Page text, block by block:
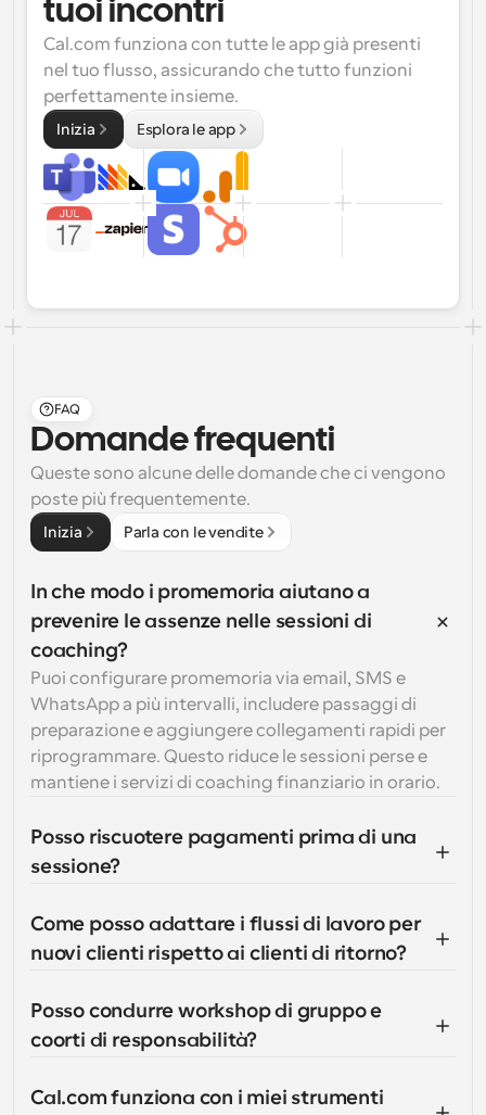
tuoi incontri
Cal.com funziona con tutte le app già presenti
nel tuo flusso, assicurando che tutto funzioni
perfettamente insieme.
Inizia Esplora le app
FAQ
Domande frequenti
Queste sono alcune delle domande che ci vengono
poste più frequentemente.
Inizia Parla con le vendite
In che modo i promemoria aiutano a
prevenire le assenze nelle sessioni di
coaching?
Puoi configurare promemoria via email, SMS e
WhatsApp a più intervalli, includere passaggi di
preparazione e aggiungere collegamenti rapidi per
riprogrammare. Questo riduce le sessioni perse e
mantiene i servizi di coaching finanziario in orario.
Posso riscuotere pagamenti prima di una
sessione?
Come posso adattare i flussi di lavoro per
nuovi clienti rispetto ai clienti di ritorno?
Posso condurre workshop di gruppo e
coorti di responsabilità?
Cal.com funziona con i miei strumenti